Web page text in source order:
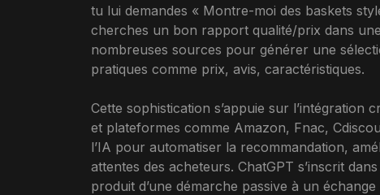
tu lui demandes « Montre-moi des baskets
cherches un bon rapport qualité/prix dans
nombreuses sources pour générer une
pratiques comme prix, avis, caractéristiques.
Cette sophistication s’appuie sur l’intégration
et plateformes comme Amazon, Fnac,
l’IA pour automatiser la recommandation,
attentes des acheteurs. ChatGPT s’inscrit
produit d’une démarche passive à un